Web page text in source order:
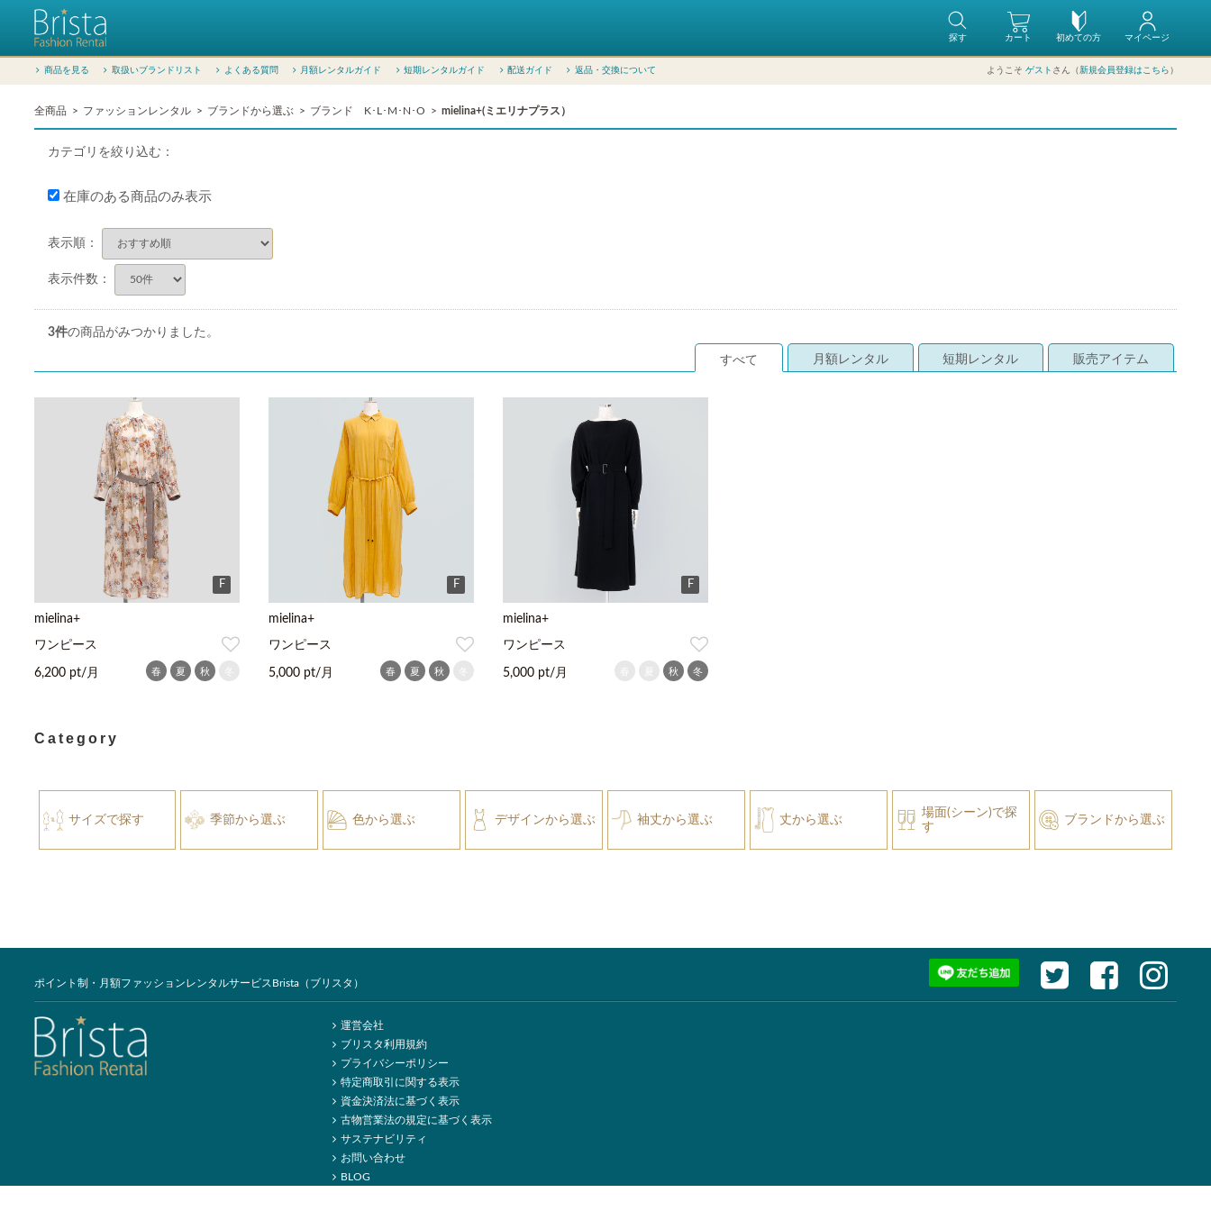
初めての方
カート マイページ
探す
商品を見る 取扱いブランドリスト よくある質問 月額レンタルガイド 短期レンタルガイド 配送ガイド 返品・交換について ようこそ ゲスト さん（新規会員登録はこちら ）
全商品 ファッションレンタル ブランドから選ぶ ブランド K･L･M･N･O mielina+(ミエリナプラス）
カテゴリを絞り込む：
在庫のある商品のみ表示
表示順：
表示件数：
3件の商品がみつかりました。
すべて 月額レンタル 短期レンタル 販売アイテム
F
mielina+
ワンピース
6,200 pt/月 春 夏 秋
F
mielina+
ワンピース
5,000 pt/月 春 夏 秋
F
mielina+
ワンピース
5,000 pt/月 秋 冬
Category
サイズで探す 季節から選ぶ 色から選ぶ デザインから選ぶ 袖丈から選ぶ 丈から選ぶ
場面(シーン)で探
す
ブランドから選ぶ
ポイント制・月額ファッションレンタルサービスBrista（ブリスタ）
運営会社
ブリスタ利用規約
プライバシーポリシー
特定商取引に関する表示
資金決済法に基づく表示
古物営業法の規定に基づく表示
サステナビリティ
お問い合わせ
BLOG